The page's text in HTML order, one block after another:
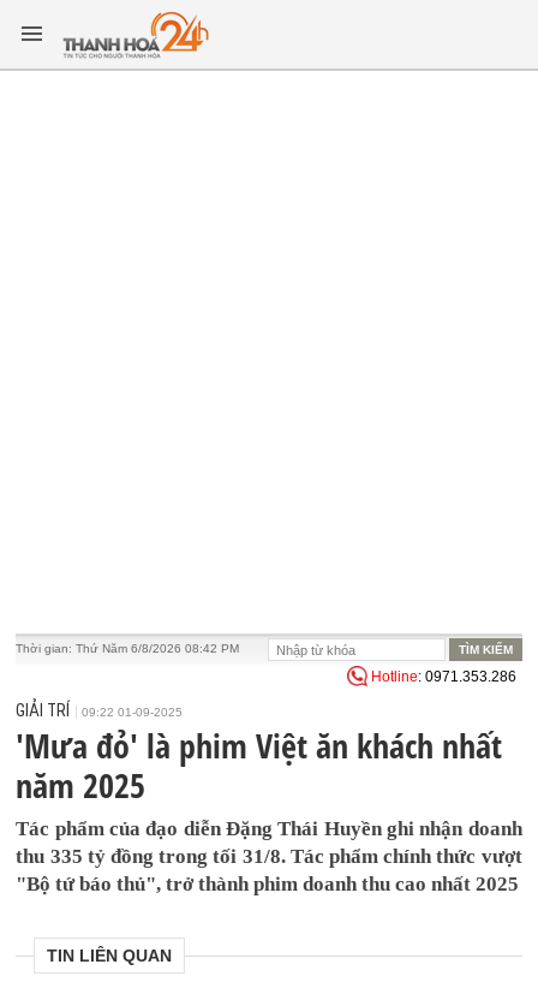
Thời gian:Thứ Năm 6/8/2026 08:42 PM
Hotline: 0971.353.286
GIẢI TRÍ 09:22 01-09-2025
'Mưa đỏ' là phim Việt ăn khách nhất
năm 2025
Tác phẩm của đạo diễn Đặng Thái Huyền ghi nhận doanh
thu 335 tỷ đồng trong tối 31/8. Tác phẩm chính thức vượt
"Bộ tứ báo thủ", trở thành phim doanh thu cao nhất 2025
TIN LIÊN QUAN